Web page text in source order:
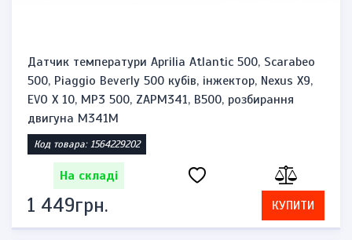
Датчик температури Aprilia Atlantic 500, Scarabeo
500, Piaggio Beverly 500 кубів, інжектор, Nexus X9,
EVO X 10, MP3 500, ZAPM341, B500, розбирання
двигуна M341M
Код товара: 1564229202
На складі
1 449грн. КУПИТИ